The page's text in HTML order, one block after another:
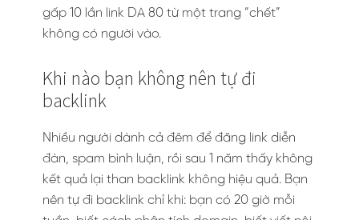
gấp 10 lần link DA 80 từ một trang “chết”
không có người vào.
Khi nào bạn không nên tự đi
backlink
Nhiều người dành cả đêm để đăng link diễn
đàn, spam bình luận, rồi sau 1 năm thấy không
kết quả lại than backlink không hiệu quả. Bạn
nên tự đi backlink chỉ khi: bạn có 20 giờ mỗi